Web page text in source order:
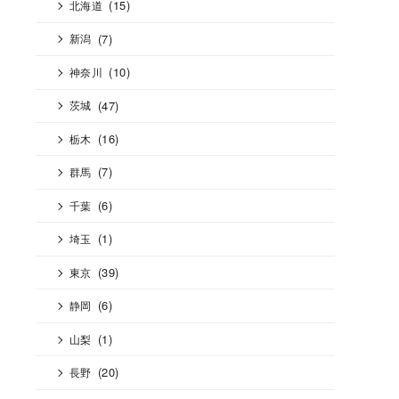
北海道 (15)
新潟 (7)
神奈川 (10)
茨城 (47)
栃木 (16)
群馬 (7)
千葉 (6)
埼玉 (1)
東京 (39)
静岡 (6)
山梨 (1)
長野 (20)